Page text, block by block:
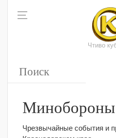
Чтиво
Чрезвычайные события и